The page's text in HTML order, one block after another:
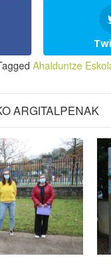
Ahalduntze
ARGITALPENAK